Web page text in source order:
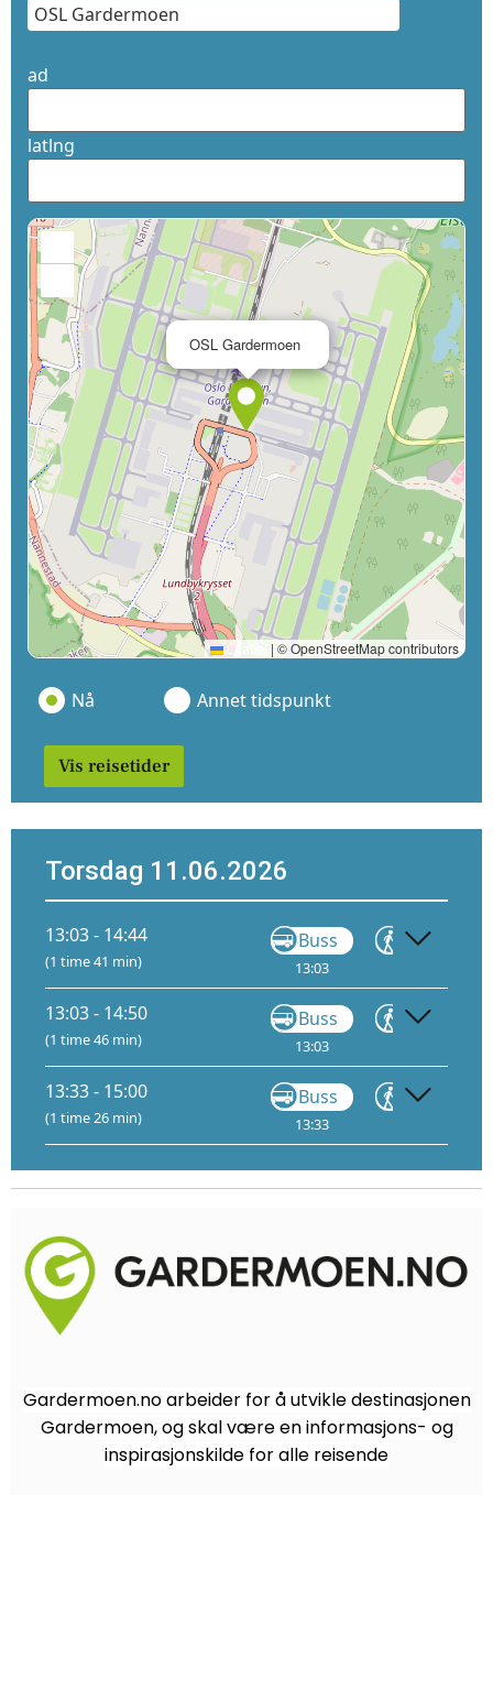
ad
latlng
OSL Gardermoen
Leaflet | © OpenStreetMap contributors
Nå Annet tidspunkt
Vis reisetider
Torsdag 11.06.2026
13:03 - 14:44
(1 time 41 min)
Buss
13:03
Gå
13:03 - 14:50
(1 time 46 min)
Buss
13:03
Gå
13:33 - 15:00
(1 time 26 min)
Buss
13:33
Gå
Gardermoen.no arbeider for å utvikle destinasjonen
Gardermoen, og skal være en informasjons- og
inspirasjonskilde for alle reisende